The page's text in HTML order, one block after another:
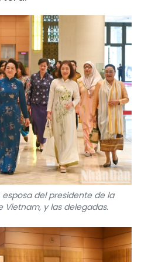
esposa del presidente de la
Vietnam, y las delegadas.